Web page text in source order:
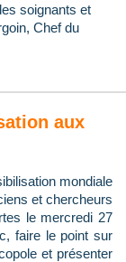
soignants et
Chef du
aux
mondiale
et chercheurs
le mercredi 27
faire le point sur
et présenter